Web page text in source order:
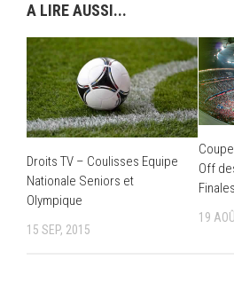
A LIRE AUSSI...
Droits TV – Coulisses Equipe
Nationale Seniors et
Olympique
15 SEP, 2015
Off
19